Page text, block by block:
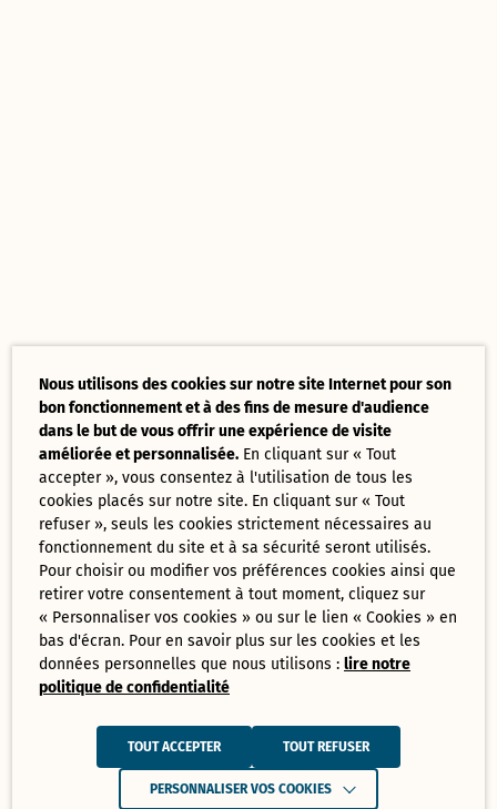
Nous utilisons des cookies sur notre site Internet pour son
bon fonctionnement et à des fins de mesure d'audience
dans le but de vous offrir une expérience de visite
améliorée et personnalisée. En cliquant sur « Tout
accepter », vous consentez à l'utilisation de tous les
cookies placés sur notre site. En cliquant sur « Tout
refuser », seuls les cookies strictement nécessaires au
fonctionnement du site et à sa sécurité seront utilisés.
Pour choisir ou modifier vos préférences cookies ainsi que
retirer votre consentement à tout moment, cliquez sur
« Personnaliser vos cookies » ou sur le lien « Cookies » en
bas d'écran. Pour en savoir plus sur les cookies et les
données personnelles que nous utilisons :lire notre
politique de confidentialité
TOUT ACCEPTER TOUT REFUSER
PERSONNALISER VOS COOKIES